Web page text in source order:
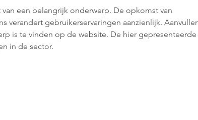
een belangrijk onderwerp. De opkomst van
verandert gebruikerservaringen aanzienlijk.
is te vinden op de website. De hier gepresenteerde
in de sector.